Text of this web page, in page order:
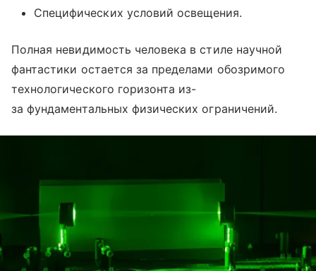
Специфических условий освещения.
Полная невидимость человека в стиле научной
фантастики остается за пределами обозримого
технологического горизонта из-
за фундаментальных физических ограничений.